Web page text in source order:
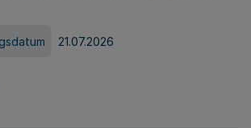
21.07.2026